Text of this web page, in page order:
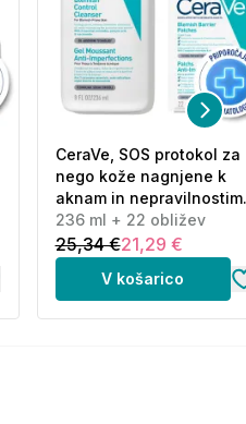
CeraVe, SOS protokol za
nego kože nagnjene k
aknam in nepravilnostim
(236 ml + 22 obližev)
236 ml + 22 obližev
25,34 €21,29 €
V košarico